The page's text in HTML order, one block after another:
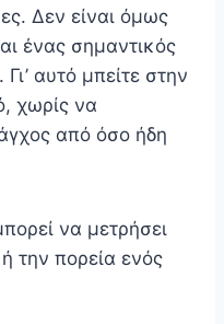
Δεν είναι όμως
ένας σημαντικός
αυτό μπείτε στην
χωρίς να
από όσο ήδη
να μετρήσει
την πορεία ενός